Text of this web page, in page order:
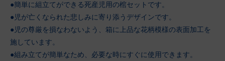
●簡単に組立てができる死産児用の棺セットです。
●児が亡くなられた悲しみに寄り添うデザインです。
●児の尊厳を損なわないよう、箱に上品な花柄模様の表面加工を
施しています。
●組み立てが簡単なため、必要な時にすぐに使用できます。